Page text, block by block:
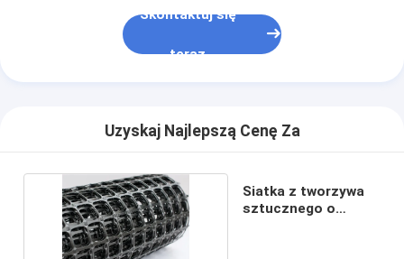
Skontaktuj się
teraz
Uzyskaj Najlepszą Cenę Za
Siatka z tworzywa
sztucznego o